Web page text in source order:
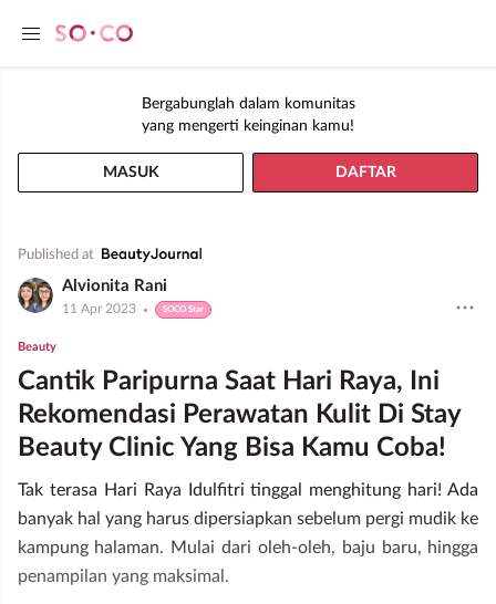
Bergabunglah dalam komunitas
yang mengerti keinginan kamu!
MASUK DAFTAR
Published at
Alvionita Rani
11 Apr 2023 SOCO Star
Beauty
Cantik Paripurna Saat Hari Raya, Ini
Rekomendasi Perawatan Kulit Di Stay
Beauty Clinic Yang Bisa Kamu Coba!
Tak terasa Hari Raya Idulfitri tinggal menghitung hari! Ada
banyak hal yang harus dipersiapkan sebelum pergi mudik ke
kampung halaman. Mulai dari oleh-oleh, baju baru, hingga
penampilan yang maksimal.